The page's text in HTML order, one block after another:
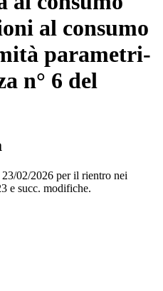
al consumo
parametri-
n° 6 del
02/2026 per il rientro nei
e succ. modifiche.